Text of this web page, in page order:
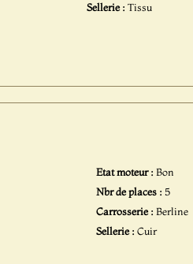
Sellerie :Tissu
Etat moteur :Bon
Nbr de places :5
Carrosserie :Berline
Sellerie :Cuir